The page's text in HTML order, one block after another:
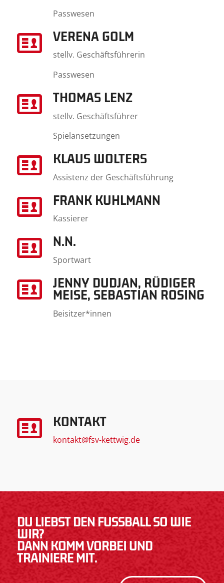
Passwesen
VERENA GOLM
stellv. Geschäftsführerin
Passwesen
THOMAS LENZ
stellv. Geschäftsführer
Spielansetzungen
KLAUS WOLTERS
Assistenz der Geschäftsführung
FRANK KUHLMANN
Kassierer
N.N.
Sportwart
JENNY DUDJAN, RÜDIGER
MEISE, SEBASTIAN ROSING
Beisitzer*innen
KONTAKT
kontakt@fsv-kettwig.de
DU LIEBST DEN FUSSBALL SO WIE W
IR?
DANN KOMM VORBEI UND
TRAINIERE MIT.